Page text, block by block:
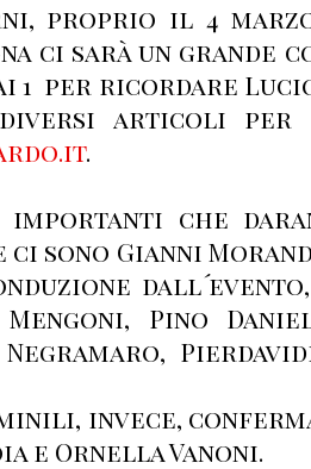
proprio il 4
ci sarà un grande
1 per ricordare
articoli per
.
che
ci sono Gianni
Pino
invece,
e Ornella Vanoni.